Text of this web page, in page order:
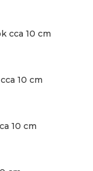
cca 10 cm
10 cm
10 cm